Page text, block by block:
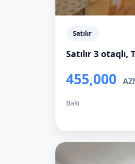
Satılır
Satılır 3 otaqlı,
455,000
Bakı